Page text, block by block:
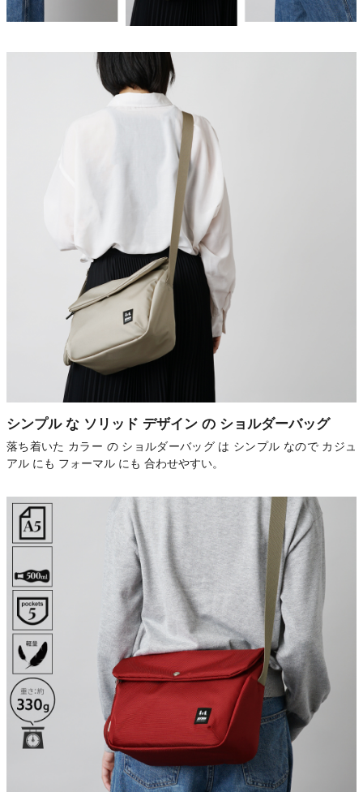
シンプル な ソリッド デザイン の ショルダーバッグ
落ち着いた カラー の ショルダーバッグ は シンプル なので カジュ
アル にも フォーマル にも 合わせやすい。